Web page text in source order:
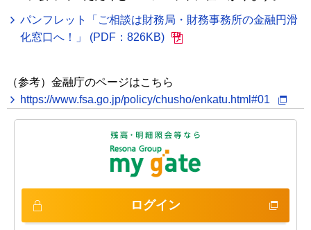
パンフレット「ご相談は財務局・財務事務所の金融円滑
化窓口へ！」 (PDF：826KB)
（参考）金融庁のページはこちら
https://www.fsa.go.jp/policy/chusho/enkatu.html#01
ログイン